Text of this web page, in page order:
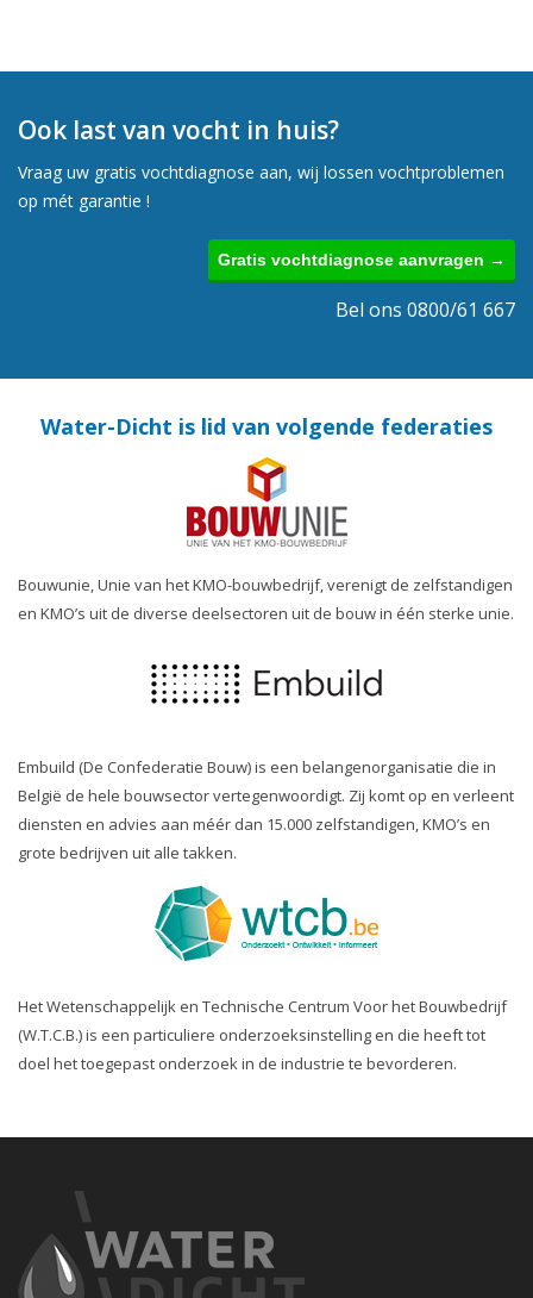
Ook last van vocht in huis?
Vraag uw gratis vochtdiagnose aan, wij lossen vochtproblemen
op mét garantie !
Gratis vochtdiagnose aanvragen →
Bel ons 0800/61 667
Water-Dicht is lid van volgende federaties
Bouwunie, Unie van het KMO-bouwbedrijf, verenigt de zelfstandigen
en KMO’s uit de diverse deelsectoren uit de bouw in één sterke unie.
Embuild (De Confederatie Bouw) is een belangenorganisatie die in
België de hele bouwsector vertegenwoordigt. Zij komt op en verleent
diensten en advies aan méér dan 15.000 zelfstandigen, KMO’s en
grote bedrijven uit alle takken.
Het Wetenschappelijk en Technische Centrum Voor het Bouwbedrijf
(W.T.C.B.) is een particuliere onderzoeksinstelling en die heeft tot
doel het toegepast onderzoek in de industrie te bevorderen.